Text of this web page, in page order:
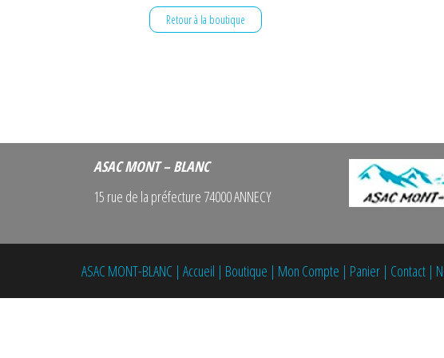
Retour à la boutique
ASAC MONT – BLANC
15 rue de la préfecture 74000 ANNECY
ASAC MONT-BLANC | Accueil | Boutique | Mon Compte | Panier | Contact |